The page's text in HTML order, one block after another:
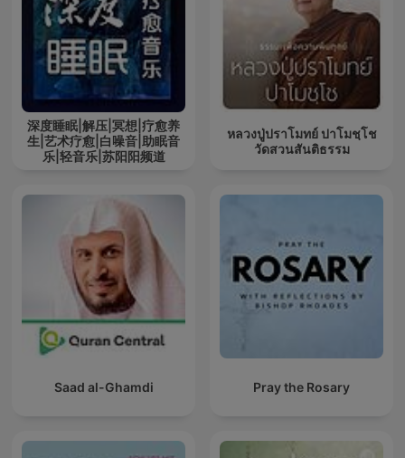
深度睡眠|解压|冥想|疗愈养
生|艺术疗愈|白噪音|助眠音
乐|轻音乐|苏阳阳频道
หลวงปู่ปราโมทย์ ปาโมชฺโช
วัดสวนสันติธรรม
Saad al-Ghamdi Pray the Rosary